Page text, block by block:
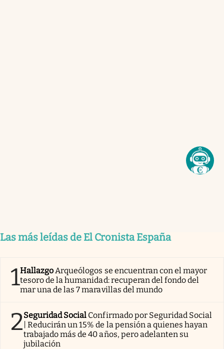
Las más leídas de El Cronista España
1Hallazgo Arqueólogos se encuentran con el mayor
tesoro de la humanidad: recuperan del fondo del
mar una de las 7 maravillas del mundo
2Seguridad Social Confirmado por Seguridad Social
| Reducirán un 15% de la pensión a quienes hayan
trabajado más de 40 años, pero adelanten su
jubilación